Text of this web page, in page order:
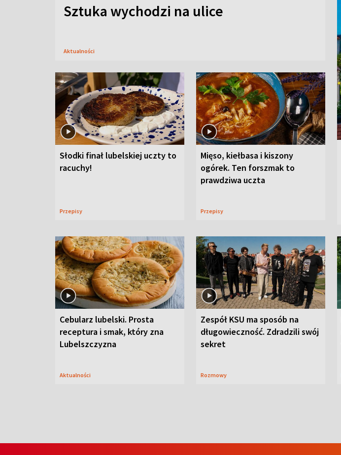
Sztuka wychodzi na ulice
Aktualności
Słodki finał lubelskiej uczty to
racuchy!
Przepisy
Mięso, kiełbasa i kiszony
ogórek. Ten forszmak to
prawdziwa uczta
Przepisy
Cebularz lubelski. Prosta
receptura i smak, który zna
Lubelszczyzna
Aktualności
Zespół KSU ma sposób na
długowieczność. Zdradzili swój
sekret
Rozmowy